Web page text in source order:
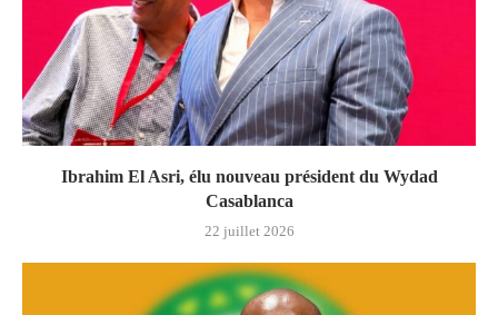
Ibrahim El Asri, élu nouveau président du Wydad
Casablanca
22 juillet 2026